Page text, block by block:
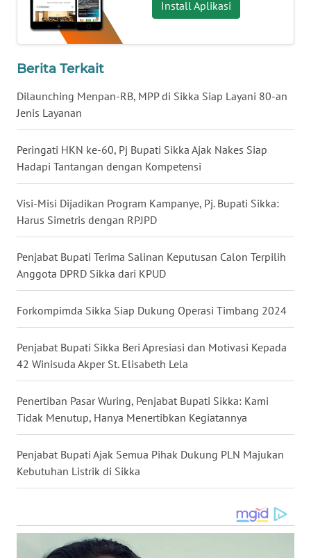
Install Aplikasi
Berita Terkait
Dilaunching Menpan-RB, MPP di Sikka Siap Layani 80-an
Jenis Layanan
Peringati HKN ke-60, Pj Bupati Sikka Ajak Nakes Siap
Hadapi Tantangan dengan Kompetensi
Visi-Misi Dijadikan Program Kampanye, Pj. Bupati Sikka:
Harus Simetris dengan RPJPD
Penjabat Bupati Terima Salinan Keputusan Calon Terpilih
Anggota DPRD Sikka dari KPUD
Forkompimda Sikka Siap Dukung Operasi Timbang 2024
Penjabat Bupati Sikka Beri Apresiasi dan Motivasi Kepada
42 Winisuda Akper St. Elisabeth Lela
Penertiban Pasar Wuring, Penjabat Bupati Sikka: Kami
Tidak Menutup, Hanya Menertibkan Kegiatannya
Penjabat Bupati Ajak Semua Pihak Dukung PLN Majukan
Kebutuhan Listrik di Sikka
WN
KALTARA
KALSEL
KALTIM
SULSEL
WN
GORONTALO
WN
SULUT
WN
MALUKU
WN
MALUT
WN